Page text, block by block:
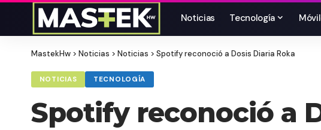
Noticias Tecnología
MastekHw > Noticias > Noticias > Spotify reconoció a Dosis Diaria Roka
NOTICIAS TECNOLOGÍA
Spotify reconoció a